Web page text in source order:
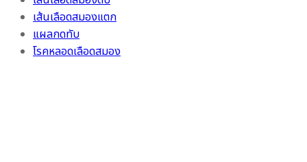
เส้นเลือดสมองแตก
แผลกดทับ
โรคหลอดเลือดสมอง